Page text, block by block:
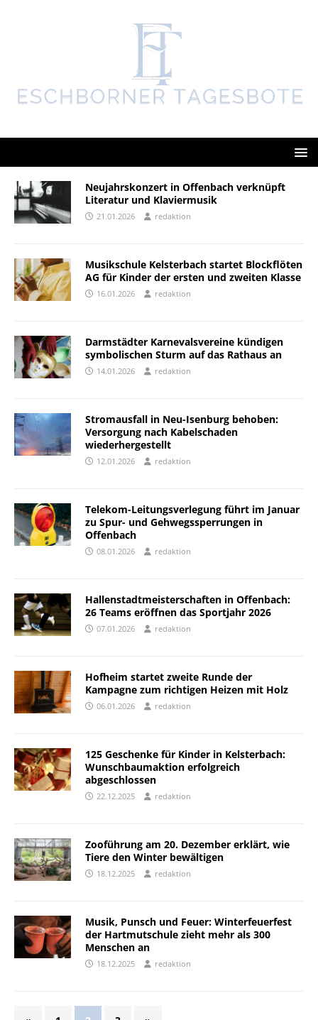
Neujahrskonzert in Offenbach verknüpft
Literatur und Klaviermusik
21.01.2026 redaktion
Musikschule Kelsterbach startet Blockflöten
AG für Kinder der ersten und zweiten Klasse
16.01.2026 redaktion
Darmstädter Karnevalsvereine kündigen
symbolischen Sturm auf das Rathaus an
14.01.2026 redaktion
Stromausfall in Neu-Isenburg behoben:
Versorgung nach Kabelschaden
wiederhergestellt
12.01.2026 redaktion
Telekom-Leitungsverlegung führt im Januar
zu Spur- und Gehwegssperrungen in
Offenbach
08.01.2026 redaktion
Hallenstadtmeisterschaften in Offenbach:
26 Teams eröffnen das Sportjahr 2026
07.01.2026 redaktion
Hofheim startet zweite Runde der
Kampagne zum richtigen Heizen mit Holz
06.01.2026 redaktion
125 Geschenke für Kinder in Kelsterbach:
Wunschbaumaktion erfolgreich
abgeschlossen
22.12.2025 redaktion
Zooführung am 20. Dezember erklärt, wie
Tiere den Winter bewältigen
18.12.2025 redaktion
Musik, Punsch und Feuer: Winterfeuerfest
der Hartmutschule zieht mehr als 300
Menschen an
18.12.2025 redaktion